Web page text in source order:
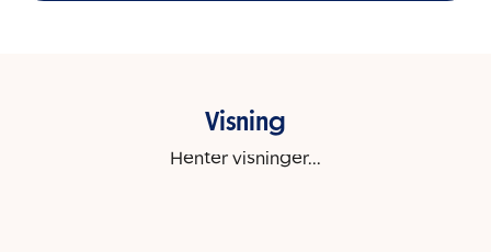
Visning
Henter visninger...